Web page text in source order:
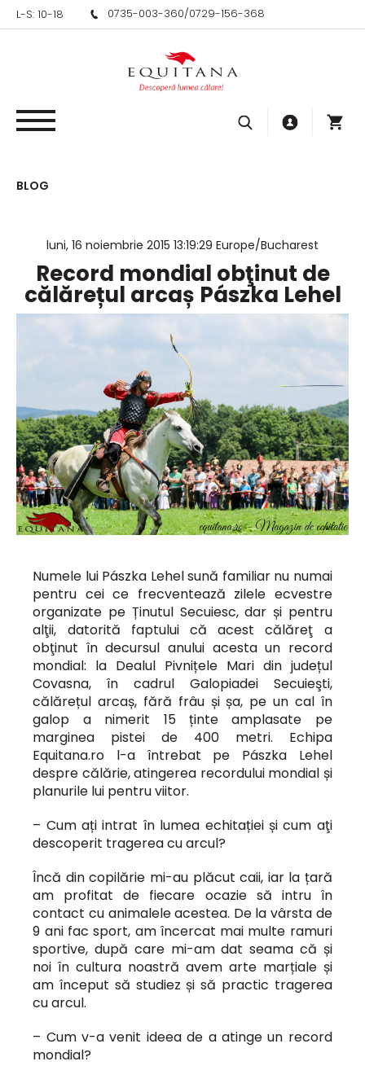
L-S: 10-18 0735-003-360/0729-156-368
BLOG
Record mondial obţinut de
călărețul arcaș Pászka Lehel
luni, 16 noiembrie 2015 13:19:29 Europe/Bucharest
Numele lui Pászka Lehel sună familiar nu numai
pentru cei ce frecventează zilele ecvestre
organizate pe Ținutul Secuiesc, dar și pentru
alţii, datorită faptului că acest călăreţ a
obţinut în decursul anului acesta un record
mondial: la Dealul Pivnițele Mari din județul
Covasna, în cadrul Galopiadei Secuieşti,
călărețul arcaș, fără frâu și șa, pe un cal în
galop a nimerit 15 ținte amplasate pe
marginea pistei de 400 metri. Echipa
Equitana.ro l-a întrebat pe Pászka Lehel
despre călărie, atingerea recordului mondial și
planurile lui pentru viitor.
– Cum ați intrat în lumea echitației și cum aţi
descoperit tragerea cu arcul?
Încă din copilărie mi-au plăcut caii, iar la țară
am profitat de fiecare ocazie să intru în
contact cu animalele acestea. De la vârsta de
9 ani fac sport, am încercat mai multe ramuri
sportive, după care mi-am dat seama că și
noi în cultura noastră avem arte marțiale și
am început să studiez și să practic tragerea
cu arcul.
– Cum v-a venit ideea de a atinge un record
mondial?